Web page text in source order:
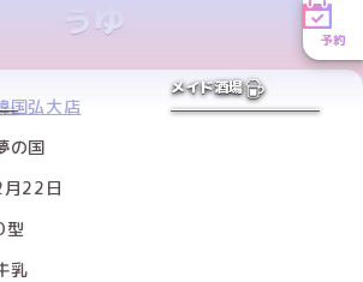
予約
メイド酒場
うゆ
NEXT
国弘大店
の国
月22日
型
乳